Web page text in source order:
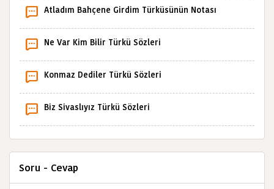
Atladım Bahçene Girdim Türküsünün Notası
Ne Var Kim Bilir Türkü Sözleri
Konmaz Dediler Türkü Sözleri
Biz Sivaslıyız Türkü Sözleri
Soru - Cevap